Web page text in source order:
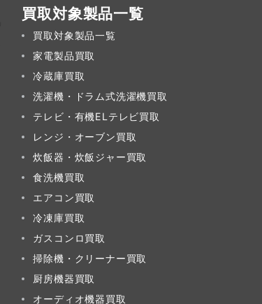
買取対象製品一覧
買取対象製品一覧
家電製品買取
冷蔵庫買取
洗濯機・ドラム式洗濯機買取
テレビ・有機ELテレビ買取
レンジ・オーブン買取
炊飯器・炊飯ジャー買取
食洗機買取
エアコン買取
冷凍庫買取
ガスコンロ買取
掃除機・クリーナー買取
厨房機器買取
オーディオ機器買取